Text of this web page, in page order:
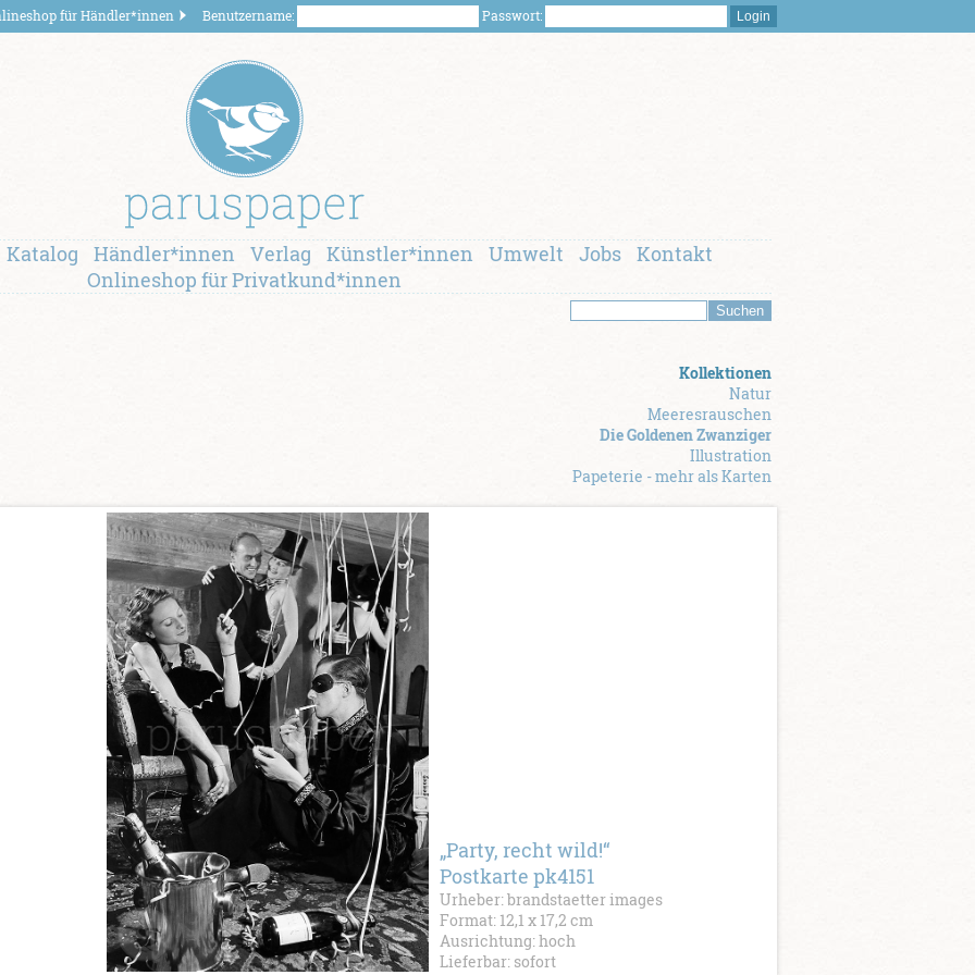
für Händler*innen Benutzername: Passwort:
Katalog Händler*innen Verlag Künstler*innen Umwelt Jobs
Kontakt
Onlineshop für Privatkund*innen
Kollektionen
Natur
Meeresrauschen
Die Goldenen Zwanziger
Illustration
Papeterie - mehr als Karten
„Party, recht wild!“
Postkarte pk4151
Urheber: brandstaetter images
Format: 12,1 x 17,2 cm
Ausrichtung: hoch
Lieferbar: sofort